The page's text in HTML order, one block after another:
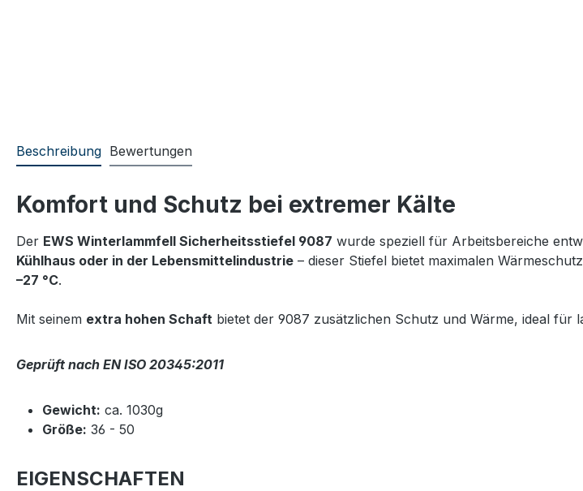
Beschreibung Bewertungen
Komfort und Schutz bei extremer Kälte
Der EWS Winterlammfell Sicherheitsstiefel 9087 wurde speziell für Arbeitsbereiche
Kühlhaus oder in der Lebensmittelindustrie – dieser Stiefel bietet maximalen
–27 °C.
Mit seinem extra hohen Schaft bietet der 9087 zusätzlichen Schutz und Wärme, ideal für
Geprüft nach EN ISO 20345:2011
Gewicht: ca. 1030g
Größe: 36 - 50
EIGENSCHAFTEN